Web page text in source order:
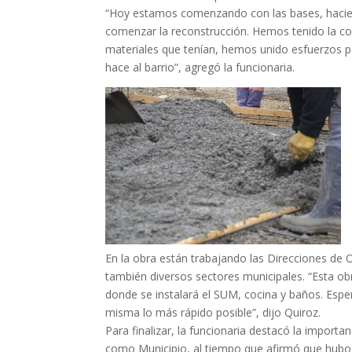
“Hoy estamos comenzando con las bases,
comenzar la reconstrucción. Hemos tenido la
materiales que tenían, hemos unido esfuerzos
hace al barrio”, agregó la funcionaria.
En la obra están trabajando las Direcciones de
también diversos sectores municipales. “Esta
donde se instalará el SUM, cocina y baños.
misma lo más rápido posible”, dijo Quiroz.
Para finalizar, la funcionaria destacó la
como Municipio, al tiempo que afirmó que